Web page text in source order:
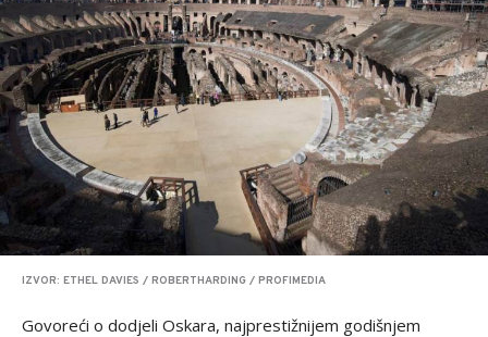
IZVOR: ETHEL DAVIES / ROBERTHARDING / PROFIMEDIA
Govoreći o dodjeli Oskara, najprestižnijem godišnjem